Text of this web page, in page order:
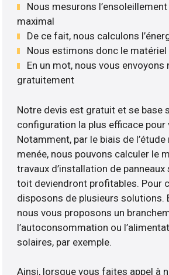
Nous mesurons
maximal
De ce fait, nous calculons
Nous estimons donc le
En un mot, nous vous envoyons
gratuitement
Notre devis est gratuit et se base
configuration la plus efficace pour
Notamment, par le biais de
menée, nous pouvons calculer le
travaux d’installation de
toit deviendront profitables. Pour
disposons de plusieurs solutions.
nous vous proposons un
l’autoconsommation ou
solaires, par exemple.
Ainsi, lorsque vous faites appel à